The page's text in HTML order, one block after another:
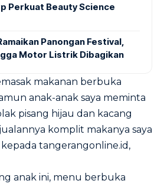
Perkuat Beauty Science
Panongan Festival,
Motor Listrik Dibagikan
makanan berbuka
anak-anak saya meminta
pisang hijau dan kacang
komplit makanya saya
kepada tangerangonline.id ,
anak ini, menu berbuka